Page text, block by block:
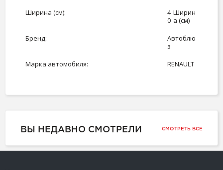
Ширина (см):
4
0
Ширин
а (см)
Бренд:
Автоблю
з
Марка автомобиля:
RENAULT
ВЫ НЕДАВНО СМОТРЕЛИ СМОТРЕТЬ ВСЕ